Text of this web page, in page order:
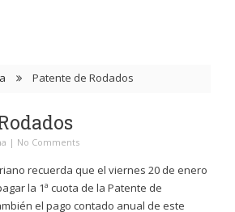
Patente de Rodados
| No Comments
recuerda que el viernes 20 de enero
la 1ª cuota de la Patente de
el pago contado anual de este